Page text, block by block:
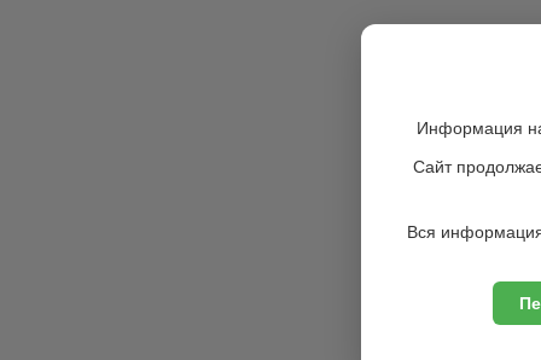
Информация
Сайт
Вся